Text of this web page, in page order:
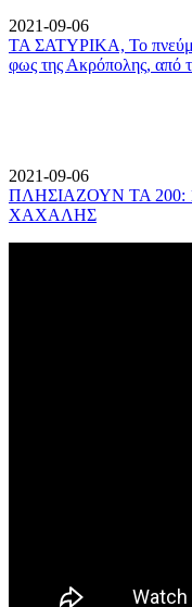
2021-09-06
ΤΑ ΣΑΤΥΡΙΚΑ, Το πνεύμα
φως της Ακρόπολης, από
2021-09-06
ΠΛΗΣΙΑΖΟΥΝ ΤΑ 200:
ΧΑΧΑΛΗΣ